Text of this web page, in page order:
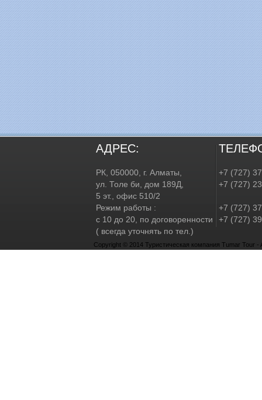
АДРЕС:
РК, 050000, г. Алматы,
ул. Толе би, дом 189Д,
5 эт., офис 510/2
Режим работы :
с 10 до 20, по договоренности
( всегда уточнять по тел.)
+7 (727)
+7 (727)
+7 (727)
+7 (727)
Copyright © 2014 Туристическая компания Tumar Tour -